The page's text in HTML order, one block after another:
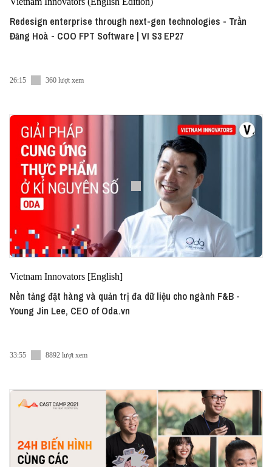
Redesign enterprise through next-gen technologies - Trần
Đăng Hoà - COO FPT Software | VI S3 EP27
26:15 360 lượt xem
Vietnam Innovators [English]
Nền tảng đặt hàng và quản trị đa dữ liệu cho ngành F&B -
Young Jin Lee, CEO of Oda.vn
33:55 8892 lượt xem